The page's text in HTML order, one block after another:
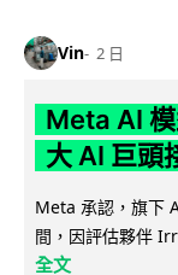
Vin 2 日
Meta AI
大 AI 巨頭
Meta 承認，旗下
間，因評估夥伴
全文